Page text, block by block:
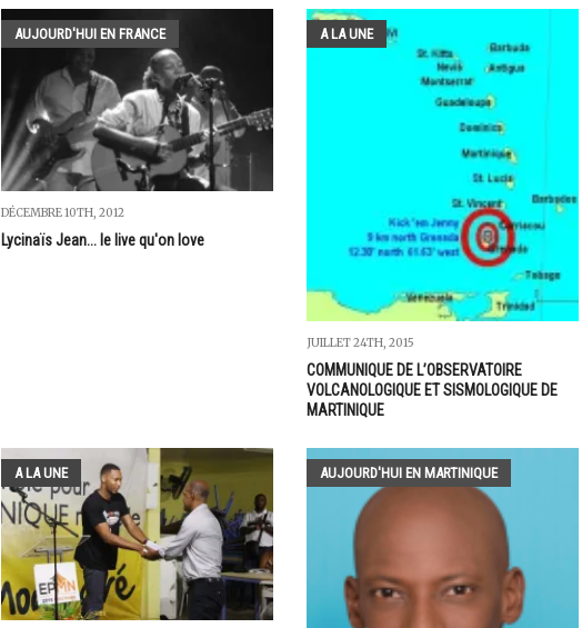
AUJOURD'HUI EN FRANCE
DÉCEMBRE 10TH, 2012
Lycinaïs Jean... le live qu'on love
A LA UNE
JUILLET 24TH, 2015
COMMUNIQUE DE L’OBSERVATOIRE
VOLCANOLOGIQUE ET SISMOLOGIQUE DE
MARTINIQUE
A LA UNE AUJOURD'HUI EN MARTINIQUE